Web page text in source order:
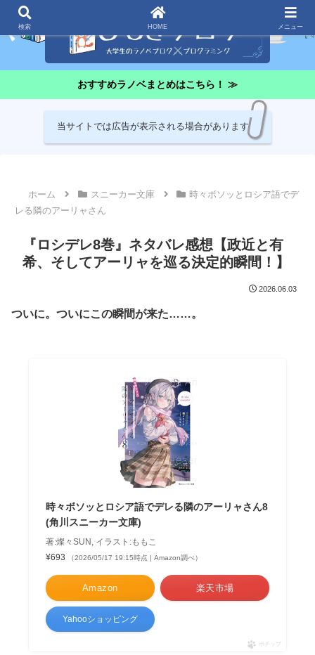
おすすめラノベまとめはこちら！ ≫
当サイトでは広告が表示される場合があります
ホーム スニーカー文庫
時々ボソッとロシア語でデ
レる隣のアーリャさん
『ロシデレ8巻』ネタバレ感想【政近と有
希、そしてアーリャを巡る決定的瞬間！】
2026.06.03
ついに。ついにこの瞬間が来た……。
時々ボソッとロシア語でデレる隣のアーリャさん8
(角川スニーカー文庫)
著:燦々SUN, イラスト:ももこ
¥693
（2026/05/17 19:15時点 | Amazon調べ）
Amazon 楽天市場
Yahooショッピング
ポチップ
検索 HOME メニュー